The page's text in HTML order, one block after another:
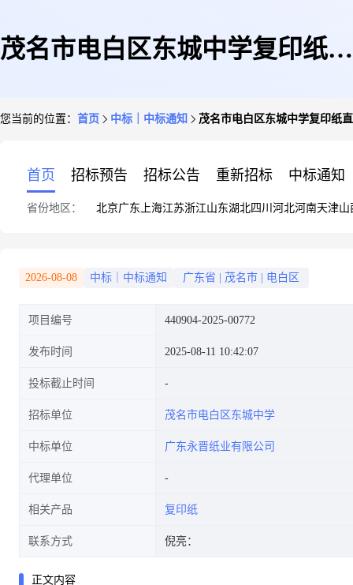
茂名市电白区东城中学复印纸直
您当前的位置： 首页 中标｜中标通知 茂名市电白区东城中学复印纸
首页 招标预告 招标公告 重新招标 中标通知
省份地区： 北京广东 上海江苏浙江山东湖北四川 河北河南天津山
2026-08-08 中标｜中标通知 广东省 茂名市 电白区
项目编号 440904-2025-00772
发布时间 2025-08-11 10:42:07
投标截止时间
招标单位 茂名市电白区东城中学
中标单位 广东永晋纸业有限公司
代理单位
相关产品 复印纸
联系方式 倪亮：
正文内容